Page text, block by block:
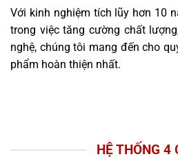
Với kinh nghiệm tích lũy hơn 10
trong việc tăng cường chất
nghệ, chúng tôi mang đến cho
phẩm hoàn thiện nhất.
HỆ THỐNG 4